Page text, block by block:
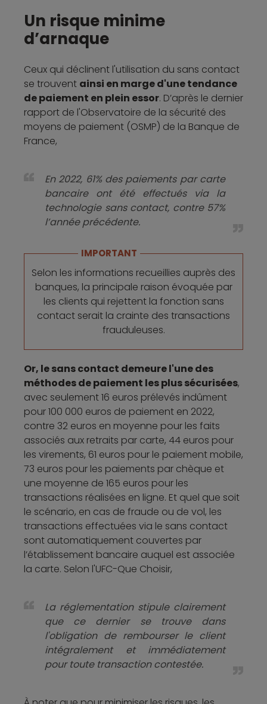
Un risque minime
d’arnaque
Ceux qui déclinent l'utilisation du sans contact
se trouvent ainsi en marge d'une tendance
de paiement en plein essor. D’après le dernier
rapport de l'Observatoire de la sécurité des
moyens de paiement (OSMP) de la Banque de
France,
En 2022, 61% des paiements par carte
bancaire ont été effectués via la
technologie sans contact, contre 57%
l’année précédente.
IMPORTANT
Selon les informations recueillies auprès des
banques, la principale raison évoquée par
les clients qui rejettent la fonction sans
contact serait la crainte des transactions
frauduleuses.
Or, le sans contact demeure l'une des
méthodes de paiement les plus sécurisées,
avec seulement 16 euros prélevés indûment
pour 100 000 euros de paiement en 2022,
contre 32 euros en moyenne pour les faits
associés aux retraits par carte, 44 euros pour
les virements, 61 euros pour le paiement mobile,
73 euros pour les paiements par chèque et
une moyenne de 165 euros pour les
transactions réalisées en ligne. Et quel que soit
le scénario, en cas de fraude ou de vol, les
transactions effectuées via le sans contact
sont automatiquement couvertes par
l’établissement bancaire auquel est associée
la carte. Selon l'UFC-Que Choisir,
La réglementation stipule clairement
que ce dernier se trouve dans
l'obligation de rembourser le client
intégralement et immédiatement
pour toute transaction contestée.